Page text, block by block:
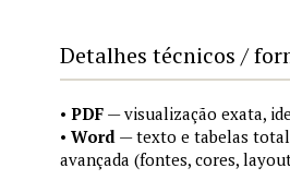
Detalhes técnicos /
• PDF — visualização exata,
• Word — texto e tabelas
avançada (fontes, cores,